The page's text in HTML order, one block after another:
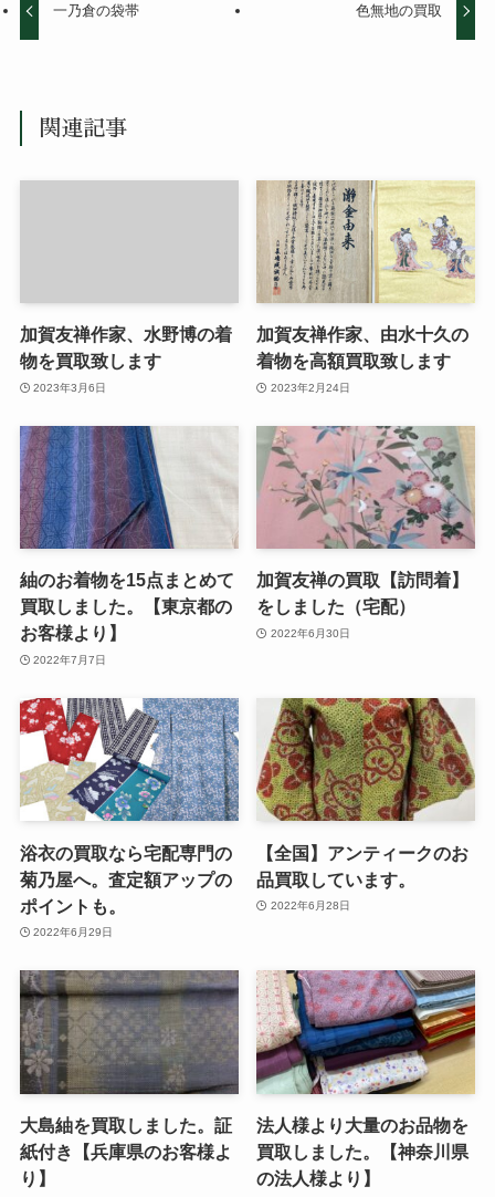
一乃倉の袋帯 色無地の買取
関連記事
加賀友禅作家、水野博の着
物を買取致します
2023年3月6日
加賀友禅作家、由水十久の
着物を高額買取致します
2023年2月24日
紬のお着物を15点まとめて
買取しました。【東京都の
お客様より】
2022年7月7日
加賀友禅の買取【訪問着】
をしました（宅配）
2022年6月30日
浴衣の買取なら宅配専門の
菊乃屋へ。査定額アップの
ポイントも。
2022年6月29日
【全国】アンティークのお
品買取しています。
2022年6月28日
大島紬を買取しました。証
紙付き【兵庫県のお客様よ
り】
法人様より大量のお品物を
買取しました。【神奈川県
の法人様より】